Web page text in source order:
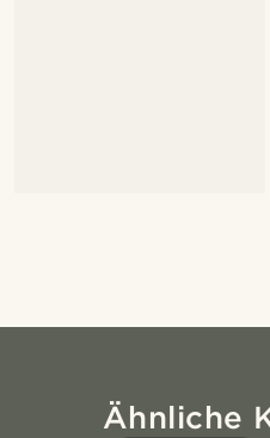
Ähnliche